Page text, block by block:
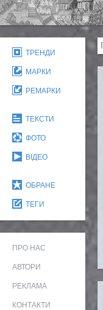
ТРЕНДИ
МАРКИ
РЕМАРКИ
ТЕКСТИ
ФОТО
ВІДЕО
ОБРАНЕ
ТЕГИ
ПРО НАС
АВТОРИ
РЕКЛАМА
КОНТАКТИ